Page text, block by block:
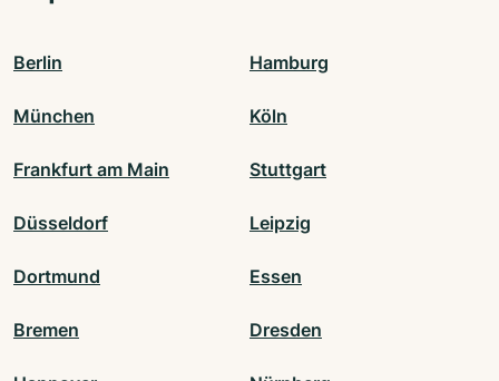
Berlin Hamburg
München Köln
Frankfurt am Main Stuttgart
Düsseldorf Leipzig
Dortmund Essen
Bremen Dresden